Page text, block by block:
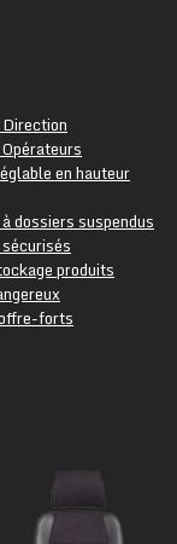
en hauteur
dossiers suspendus
produits
forts